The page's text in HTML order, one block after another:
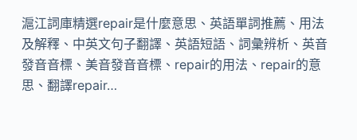
滬江詞庫精選repair是什麼意思、英語單詞推薦、用法
及解釋、中英文句子翻譯、英語短語、詞彙辨析、英音
發音音標、美音發音音標、repair的用法、repair的意
思、翻譯repair…